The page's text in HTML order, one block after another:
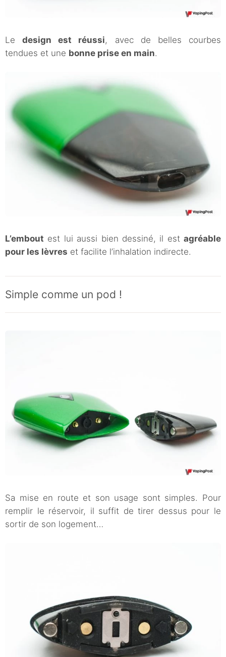
Ledesign est réussi, avec de belles courbes
tendues et une bonne prise en main.
L’embout est lui aussi bien dessiné, il est agréable
pour les lèvres et facilite l’inhalation indirecte.
Simple comme un pod !
Sa mise en route et son usage sont simples. Pour
remplir le réservoir, il suffit de tirer dessus pour le
sortir de son logement…